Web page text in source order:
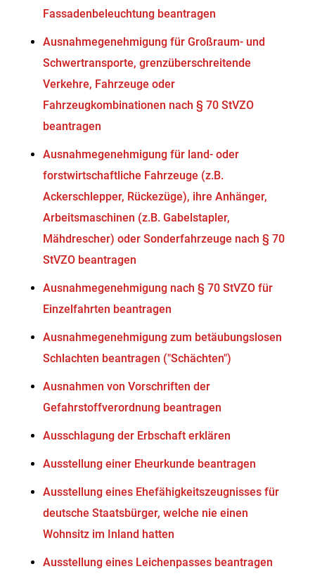
Fassadenbeleuchtung beantragen
Ausnahmegenehmigung für Großraum- und
Schwertransporte, grenzüberschreitende
Verkehre, Fahrzeuge oder
Fahrzeugkombinationen nach § 70 StVZO
beantragen
Ausnahmegenehmigung für land- oder
forstwirtschaftliche Fahrzeuge (z.B.
Ackerschlepper, Rückezüge), ihre Anhänger,
Arbeitsmaschinen (z.B. Gabelstapler,
Mähdrescher) oder Sonderfahrzeuge nach § 70
StVZO beantragen
Ausnahmegenehmigung nach § 70 StVZO für
Einzelfahrten beantragen
Ausnahmegenehmigung zum betäubungslosen
Schlachten beantragen ("Schächten")
Ausnahmen von Vorschriften der
Gefahrstoffverordnung beantragen
Ausschlagung der Erbschaft erklären
Ausstellung einer Eheurkunde beantragen
Ausstellung eines Ehefähigkeitszeugnisses für
deutsche Staatsbürger, welche nie einen
Wohnsitz im Inland hatten
Ausstellung eines Leichenpasses beantragen